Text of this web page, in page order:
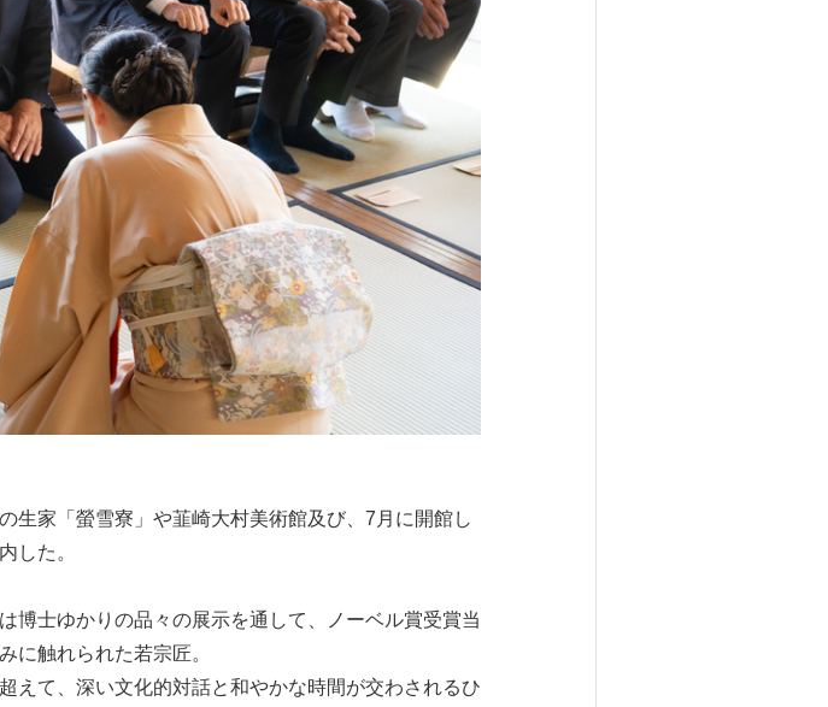
生家「螢雪寮」や韮崎大村美術館及び、7月に開館し
した。
博士ゆかりの品々の展示を通して、ノーベル賞受賞当
に触れられた若宗匠。
えて、深い文化的対話と和やかな時間が交わされるひ